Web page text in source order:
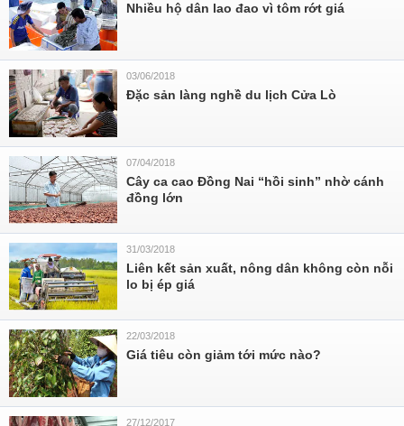
Nhiều hộ dân lao đao vì tôm rớt giá
03/06/2018
Đặc sản làng nghề du lịch Cửa Lò
07/04/2018
Cây ca cao Đồng Nai “hồi sinh” nhờ cánh
đồng lớn
31/03/2018
Liên kết sản xuất, nông dân không còn nỗi
lo bị ép giá
22/03/2018
Giá tiêu còn giảm tới mức nào?
27/12/2017